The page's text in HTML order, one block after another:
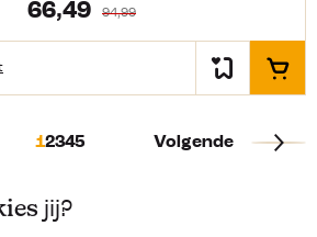
Comfortabele zachte cups
Corrigerend badpak
Materiaal: gerecycled polyester
66,49 94,99
In het
12345 Volgende
jij?